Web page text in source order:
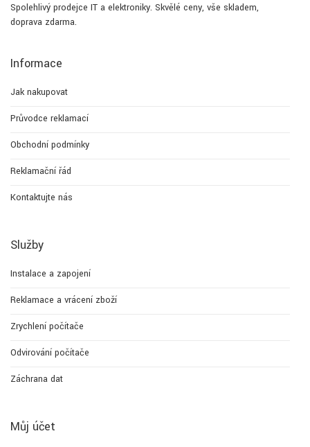
Spolehlivý prodejce IT a elektroniky. Skvělé ceny, vše skladem,
doprava zdarma.
Informace
Jak nakupovat
Průvodce reklamací
Obchodní podmínky
Reklamační řád
Kontaktujte nás
Služby
Instalace a zapojení
Reklamace a vrácení zboží
Zrychlení počítače
Odvirování počítače
Záchrana dat
Můj účet